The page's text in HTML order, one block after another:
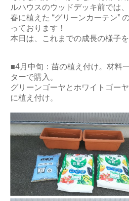
ルハウスのウッドデッキ前では、
春に植えた “グリーンカーテン”
っております！
本日は、これまでの成長の様子を
■4月中旬：苗の植え付け。材料
ターで購入。
グリーンゴーヤとホワイトゴー
に植え付け。